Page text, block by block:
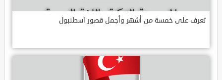
تعرف على خمسة من أشهر وأجمل قصور اسطنبول